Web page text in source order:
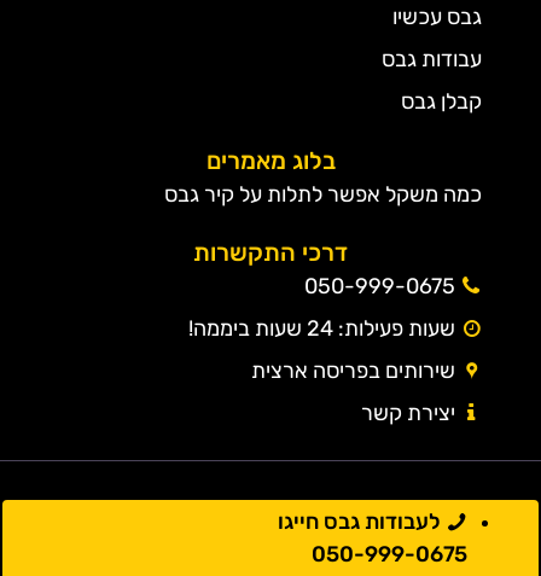
גבס עכשיו
עבודות גבס
קבלן גבס
בלוג מאמרים
כמה משקל אפשר לתלות על קיר גבס
דרכי התקשרות
050-999-0675
שעות פעילות: 24 שעות ביממה!
שירותים בפריסה ארצית
יצירת קשר
לעבודות גבס חייגו
050-999-0675